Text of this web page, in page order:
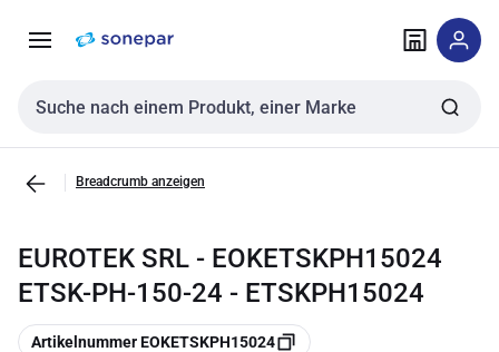
NavigationInhalt
Sucheingabe
Breadcrumb anzeigen
EUROTEK SRL - EOKETSKPH15024
ETSK-PH-150-24 - ETSKPH15024
Kopieren
Artikelnummer EOKETSKPH15024